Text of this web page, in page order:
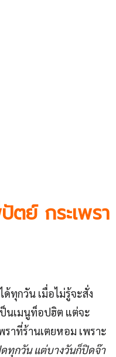
ตย์ กระเพรา
ทุกวัน เมื่อไม่รู้จะสั่ง
นเมนูท็อปฮิต แต่จะ
ราที่ร้านเตยหอม เพราะ
ทุกวัน แต่บางวันก็ปิดจ๊า